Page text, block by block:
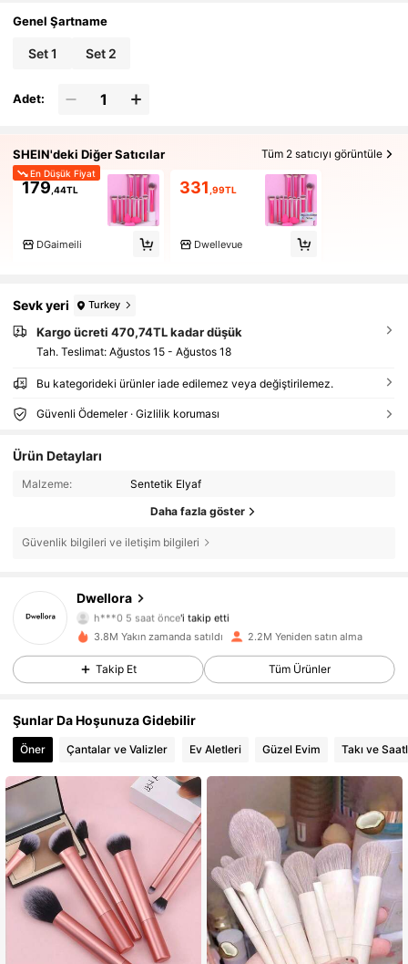
Genel Şartname
Set 1 Set 2
Adet:
SHEIN'deki Diğer Satıcılar Tüm 2 satıcıyı görüntüle
En Düşük Fiyat
179 ,44TL
DGaimeili
331 ,99TL
Dwellevue
Sevk yeri Turkey
Kargo ücreti 470,74TL kadar düşük
Tah. Teslimat: Ağustos 15 - Ağustos 18
Bu kategorideki ürünler iade edilemez veya değiştirilemez.
Güvenli Ödemeler · Gizlilik koruması
Ürün Detayları
Malzeme: Sentetik Elyaf
Daha fazla göster
Güvenlik bilgileri ve iletişim bilgileri
Dwellora
4,85
92K Takipçiler
h***0 5 saat önce'i takip etti
s***k göz atıyor
92K Takipçiler
92K Takipçiler
4,85 92K Takipçiler
4,85 92K Takipçiler
3.8M Yakın zamanda satıldı 2.2M Yeniden satın alma
Takip Et Tüm Ürünler
Şunlar Da Hoşunuza Gidebilir
Öner Çantalar ve Valizler Ev Aletleri Güzel Evim Takı ve